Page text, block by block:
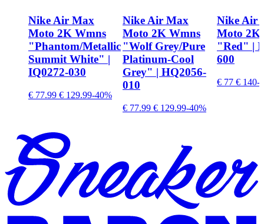
Nike Air Max
Moto 2K Wmns
"Phantom/Metallic
Summit White" |
IQ0272-030
€ 77.99 € 129.99-40%
Nike Air Max
Moto 2K Wmns
"Wolf Grey/Pure
Platinum-Cool
Grey" | HQ2056-
010
€ 77.99 € 129.99-40%
Nike Air
Moto 2K
"Red" |
600
€ 77 € 140-